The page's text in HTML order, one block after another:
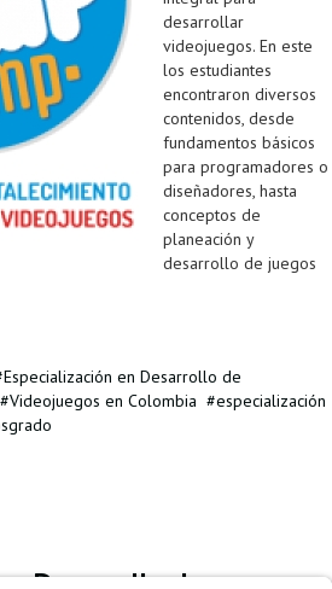
desarrollar
videojuegos. En este
los estudiantes
encontraron diversos
contenidos, desde
fundamentos básicos
para programadores o
diseñadores, hasta
conceptos de
planeación y
desarrollo de juegos
Especialización en Desarrollo de
Videojuegos en Colombia
especialización